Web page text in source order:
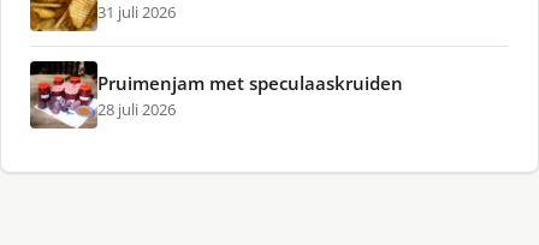
31 juli 2026
Pruimenjam met speculaaskruiden
28 juli 2026